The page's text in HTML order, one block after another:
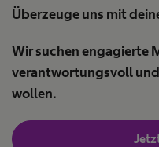
Überzeuge uns mit
Wir suchen engagierte
verantwortungsvoll
wollen.